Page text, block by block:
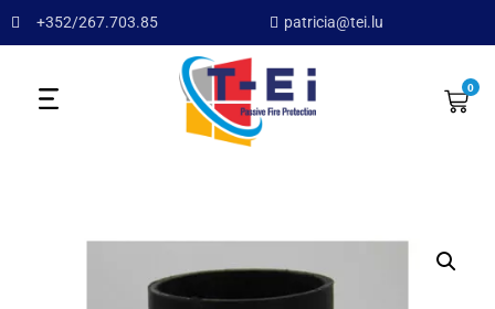
+352/267.703.85 patricia@tei.lu
0